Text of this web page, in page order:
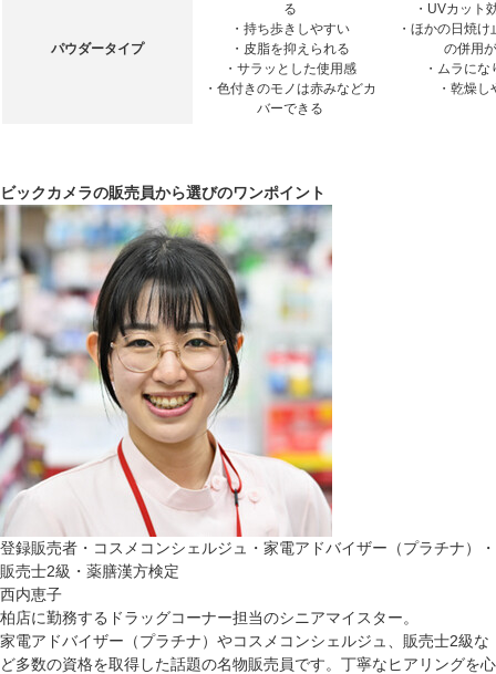
パウダータイプ
る
・持ち歩きしやすい
・皮脂を抑えられる
・サラッとした使用感
・色付きのモノは赤みなどカ
バーできる
・UVカット
・ほかの日焼
の併用
・ムラにな
・乾燥し
ビックカメラの販売員から選びのワンポイント
登録販売者・コスメコンシェルジュ・家電アドバイザー（プラチナ）・
販売士2級・薬膳漢方検定
西内恵子
柏店に勤務するドラッグコーナー担当のシニアマイスター。
家電アドバイザー（プラチナ）やコスメコンシェルジュ、販売士2級な
ど多数の資格を取得した話題の名物販売員です。丁寧なヒアリングを心